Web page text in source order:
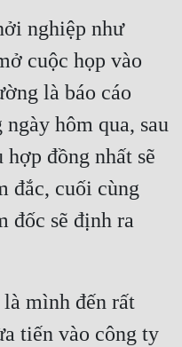
nghiệp như
cuộc họp vào
là báo cáo
hôm qua, sau
đồng nhất sẽ
đắc, cuối cùng
đốc sẽ định ra
mình đến rất
tiến vào công ty